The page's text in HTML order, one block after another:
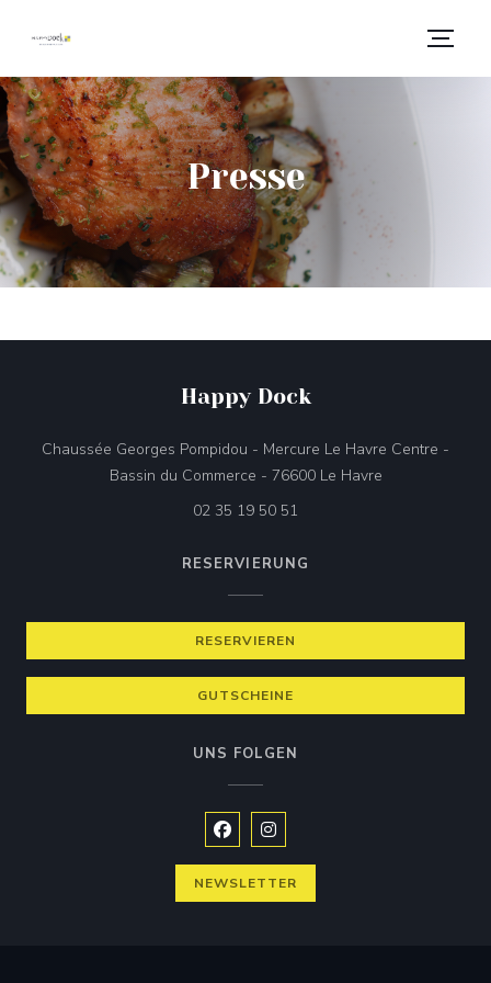
Presse
Happy Dock
Chaussée Georges Pompidou - Mercure Le Havre Centre -
Bassin du Commerce - 76600 Le Havre((öffnet ein
02 35 19 50 51
RESERVIERUNG
RESERVIEREN
GUTSCHEINE
UNS FOLGEN
Facebook ((öffnet ein neues
Instagram ((öffnet ein neues
NEWSLETTER